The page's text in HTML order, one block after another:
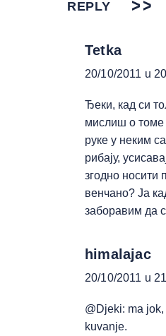
REPLY
Tetka
20/10/2011 u
Ђеки, кад си
мислиш о томе
руке у неким
рибају,
згодно носити
венчано? Ја
заборавим да
himalajac
20/10/2011 u
@Djeki: ma
kuvanje.